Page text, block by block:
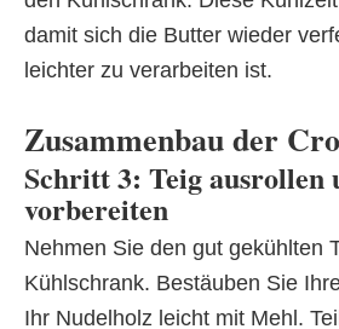
damit sich die Butter wieder
leichter zu verarbeiten ist.
Zusammenbau der
Schritt 3: Teig ausrollen
vorbereiten
Nehmen Sie den gut gekühlten
Kühlschrank. Bestäuben Sie
Ihr Nudelholz leicht mit Mehl.